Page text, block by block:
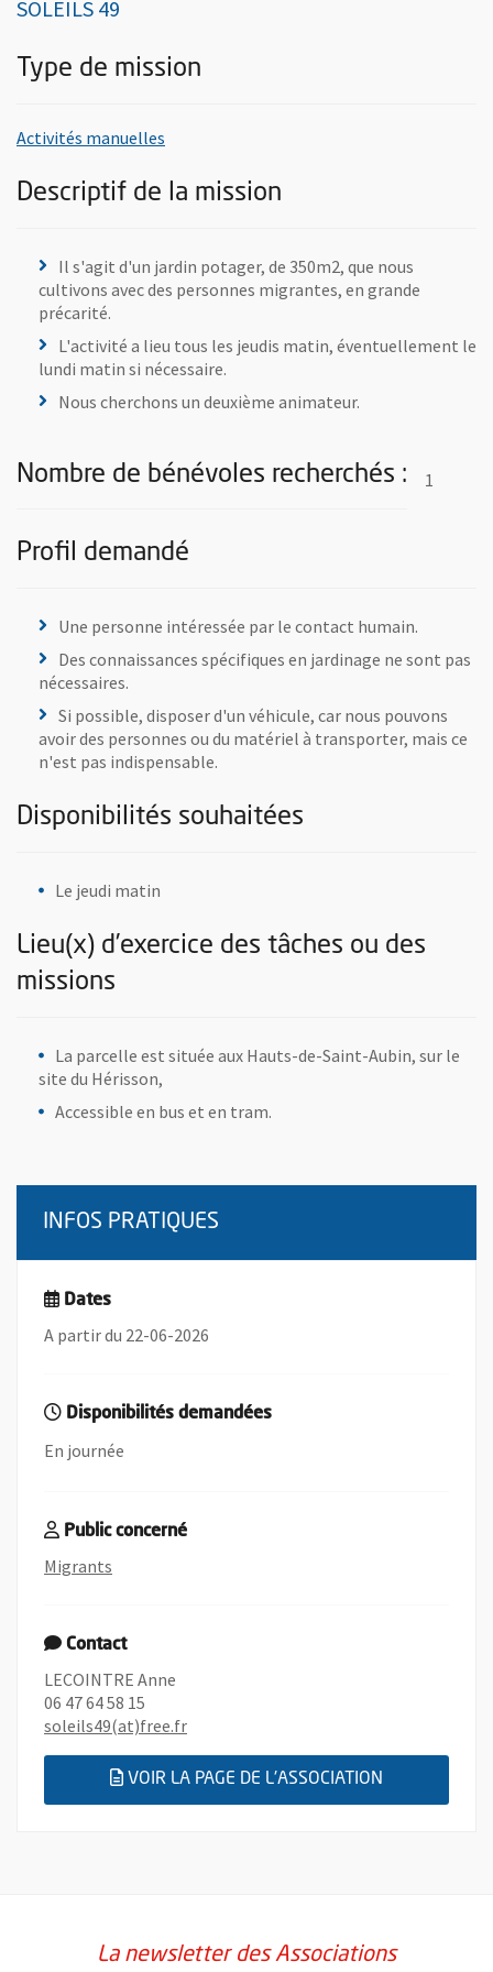
SOLEILS 49
Type de mission
Activités manuelles
Descriptif de la mission
Il s'agit d'un jardin potager, de 350m2, que nous
cultivons avec des personnes migrantes, en grande
précarité.
L'activité a lieu tous les jeudis matin, éventuellement le
lundi matin si nécessaire.
Nous cherchons un deuxième animateur.
Nombre de bénévoles recherchés : 1
Profil demandé
Une personne intéressée par le contact humain.
Des connaissances spécifiques en jardinage ne sont pas
nécessaires.
Si possible, disposer d'un véhicule, car nous pouvons
avoir des personnes ou du matériel à transporter, mais ce
n'est pas indispensable.
Disponibilités souhaitées
Le jeudi matin
Lieu(x) d’exercice des tâches ou des
missions
La parcelle est située aux Hauts-de-Saint-Aubin, sur le
site du Hérisson,
Accessible en bus et en tram.
INFOS PRATIQUES
Dates
A partir du 22-06-2026
Disponibilités demandées
En journée
Public concerné
Migrants
Contact
LECOINTRE Anne
06 47 64 58 15
soleils49(at)free.fr, Ouvre une nouvelle fenêtre
VOIR LA PAGE DE L'ASSOCIATION
La newsletter des Associations